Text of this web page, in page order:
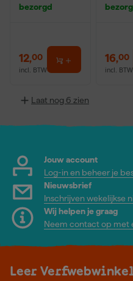
bezorgd
12,00
incl. BTW
16,00
incl. BTW
Laat nog 6 zien
Jouw account
Log-in en beheer je
Nieuwsbrief
Inschrijven wekelijkse
Wij helpen je graag
Neem contact op met
Leer